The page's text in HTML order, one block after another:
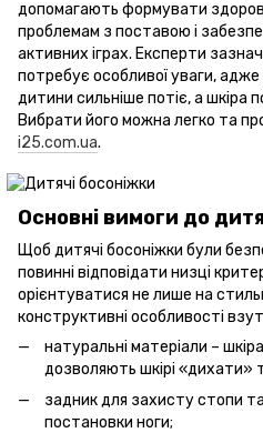
допомагають формувати
проблемам з поставою і
активних іграх. Експерти
потребує особливої ​​уваги,
дитини сильніше потіє, а шкіра
Вибрати його можна легко та
i25.com.ua.
Основні вимоги до
Щоб дитячі босоніжки були
повинні відповідати низці
орієнтуватися не лише на
конструктивні особливості
натуральні матеріали –
дозволяють шкірі «дихати»
задник для захисту стопи
постановки ноги;